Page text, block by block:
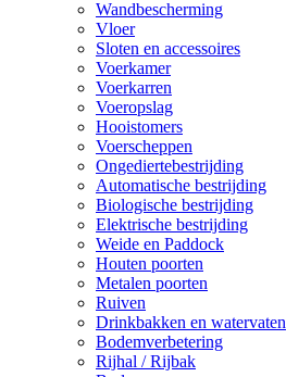
Wandbescherming
Vloer
Sloten en accessoires
Voerkamer
Voerkarren
Voeropslag
Hooistomers
Voerscheppen
Ongediertebestrijding
Automatische bestrijding
Biologische bestrijding
Elektrische bestrijding
Weide en Paddock
Houten poorten
Metalen poorten
Ruiven
Drinkbakken en watervaten
Bodemverbetering
Rijhal / Rijbak